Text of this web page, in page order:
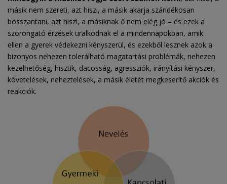
másik nem szereti, azt hiszi, a másik akarja szándékosan
bosszantani, azt hiszi, a másiknak ő nem elég jó – és ezek a
szorongató érzések uralkodnak el a mindennapokban, amik
ellen a gyerek védekezni kényszerül, és ezekből lesznek azok a
bizonyos nehezen tolerálható magatartási problémák, nehezen
kezelhetőség, hisztik, dacosság, agressziók, irányítási kényszer,
követelések, neheztelések, a másik életét megkeserítő akciók és
reakciók.